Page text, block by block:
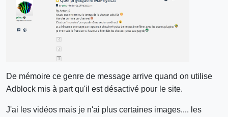
De mémoire ce genre de message arrive quand on utilise
Adblock mis à part qu'il est désactivé pour le site.
J'ai les vidéos mais je n'ai plus certaines images.... les